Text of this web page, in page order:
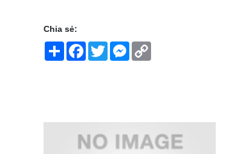
Chia sẻ:
Share Facebook
TwitterMessenger